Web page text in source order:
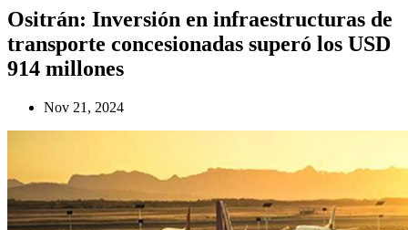
Ositrán: Inversión en infraestructuras de
transporte concesionadas superó los USD
914 millones
Nov 21, 2024